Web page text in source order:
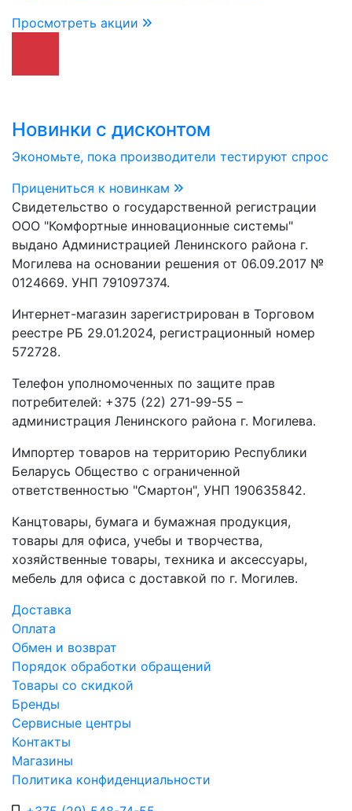
Просмотреть акции
Новинки с дисконтом
Экономьте, пока производители тестируют спрос
Прицениться к новинкам
Свидетельство о государственной регистрации
ООО "Комфортные инновационные системы"
выдано Администрацией Ленинского района г.
Могилева на основании решения от 06.09.2017 №
0124669. УНП 791097374.
Интернет-магазин зарегистрирован в Торговом
реестре РБ 29.01.2024, регистрационный номер
572728.
Телефон уполномоченных по защите прав
потребителей: +375 (22) 271-99-55 –
администрация Ленинского района г. Могилева.
Импортер товаров на территорию Республики
Беларусь Общество с ограниченной
ответственностью "Смартон", УНП 190635842.
Канцтовары, бумага и бумажная продукция,
товары для офиса, учебы и творчества,
хозяйственные товары, техника и аксессуары,
мебель для офиса с доставкой по г. Могилев.
Доставка
Оплата
Обмен и возврат
Порядок обработки обращений
Товары со скидкой
Бренды
Сервисные центры
Контакты
Магазины
Политика конфиденциальности